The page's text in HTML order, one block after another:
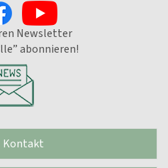
Newsletter
abonnieren!
Kontakt